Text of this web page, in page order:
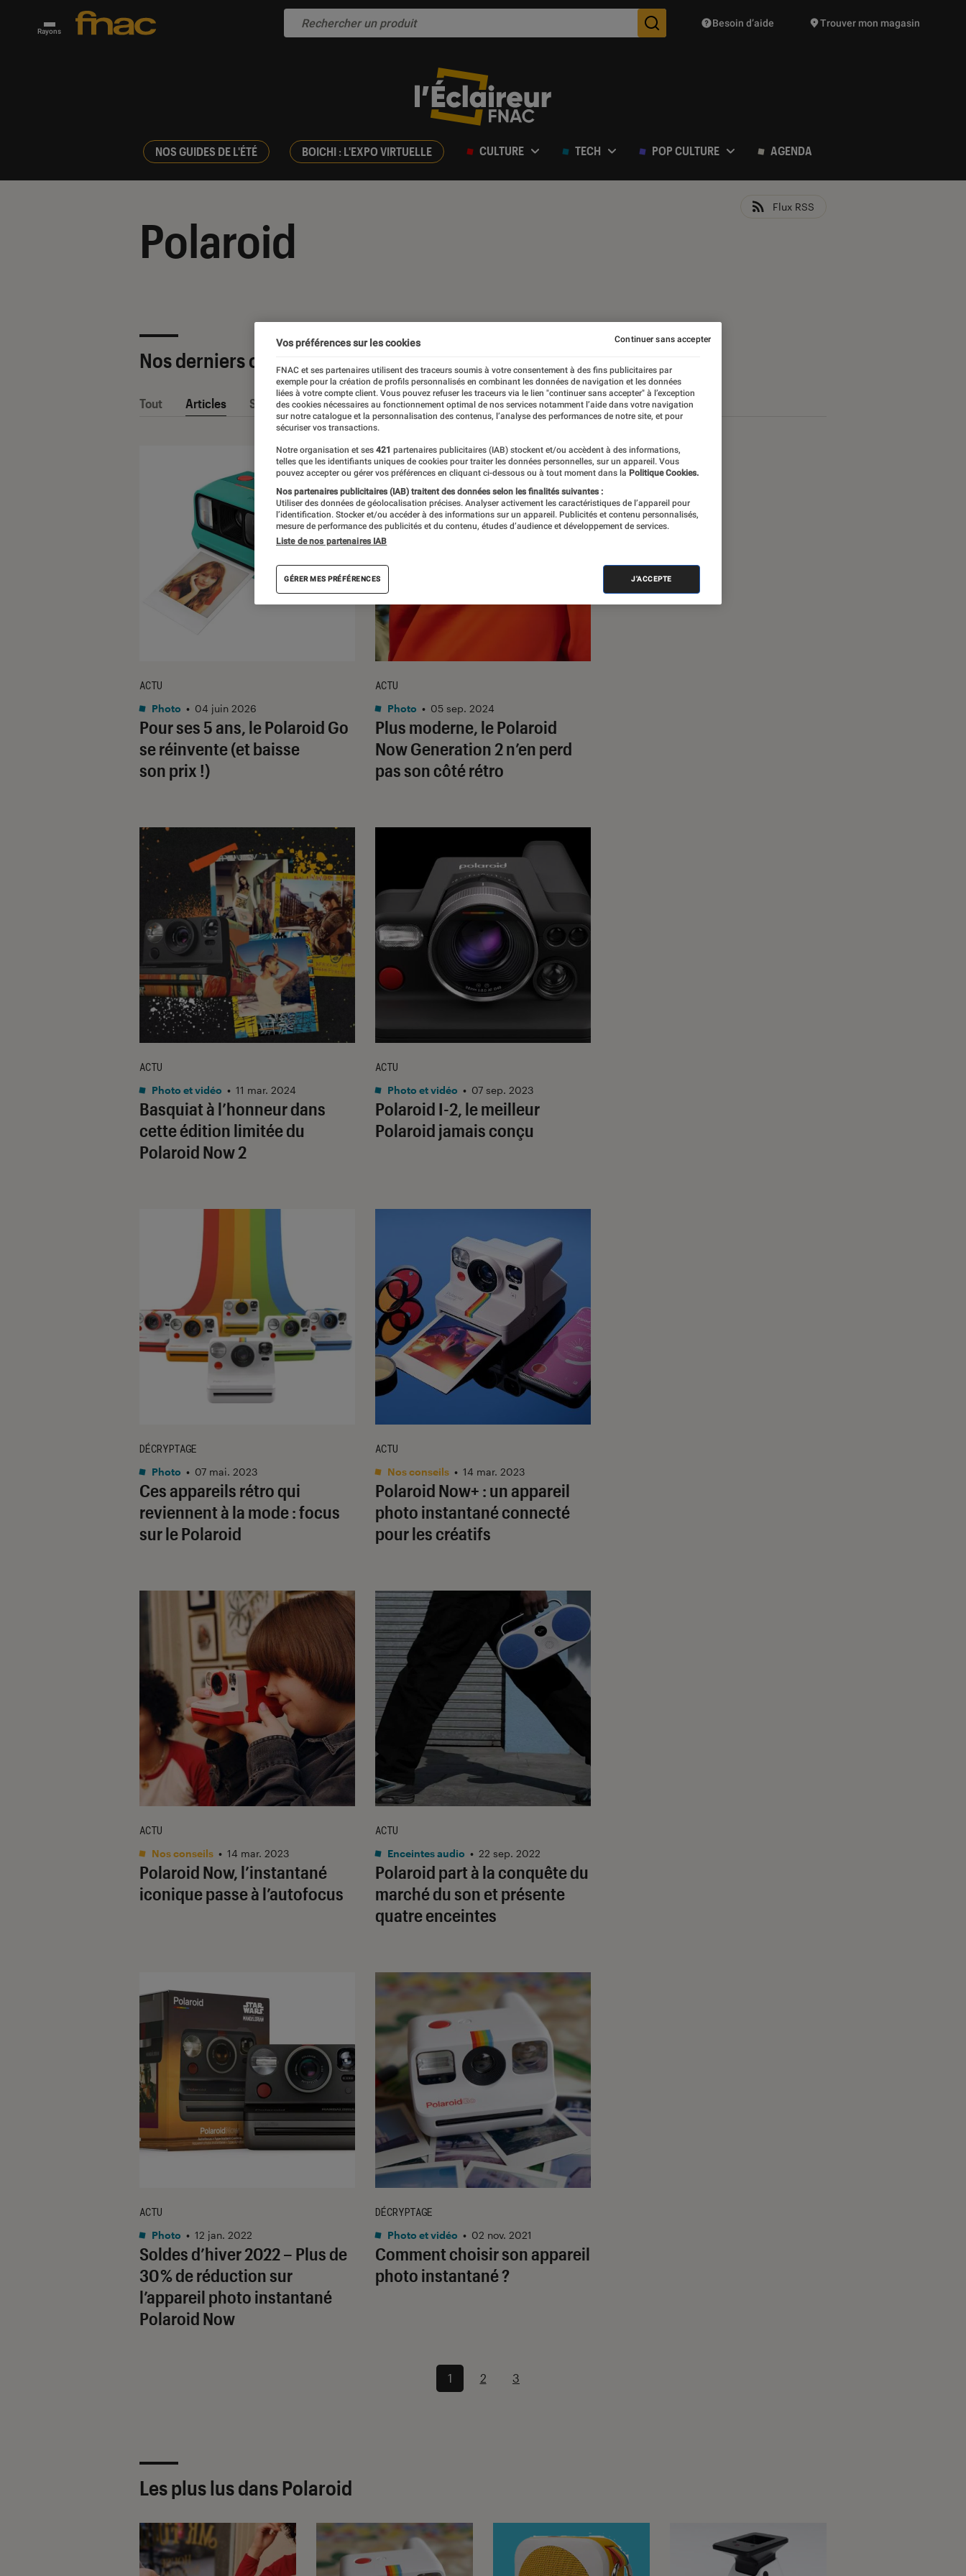
Rayons Des suggestions de produits vont vous être proposées
Besoin d’aide Trouver mon magasin
NOS GUIDES DE L'ÉTÉ BOICHI : L'EXPO VIRTUELLE CULTURE TECH POP CULTURE AGENDA
Polaroid
Flux RSS
Nos derniers contenus
Tout Articles Sélections et guides Tests
Pour ses 5 ans, le Polaroid Go
se réinvente (et baisse
son prix !)
ACTU
Photo • 04 juin 2026
Plus moderne, le Polaroid
Now Generation 2 n’en perd
pas son côté rétro
ACTU
Photo • 05 sep. 2024
Basquiat à l’honneur dans
cette édition limitée du
Polaroid Now 2
ACTU
Photo et vidéo • 11 mar. 2024
Polaroid I-2, le meilleur
Polaroid jamais conçu
ACTU
Photo et vidéo • 07 sep. 2023
Ces appareils rétro qui
reviennent à la mode : focus
sur le Polaroid
DÉCRYPTAGE
Photo • 07 mai. 2023
Polaroid Now+ : un appareil
photo instantané connecté
pour les créatifs
ACTU
Nos conseils • 14 mar. 2023
Polaroid Now, l’instantané
iconique passe à l’autofocus
ACTU
Nos conseils • 14 mar. 2023
Polaroid part à la conquête du
marché du son et présente
quatre enceintes
ACTU
Enceintes audio • 22 sep. 2022
Soldes d’hiver 2022 – Plus de
30 % de réduction sur
l’appareil photo instantané
Polaroid Now
ACTU
Photo • 12 jan. 2022
Comment choisir son appareil
photo instantané ?
DÉCRYPTAGE
Photo et vidéo • 02 nov. 2021
1 2 3
Les plus lus dans Polaroid
Vos préférences sur les cookies
FNAC et ses partenaires utilisent des traceurs soumis à votre consentement à des fins publicitaires par
exemple pour la création de profils personnalisés en combinant les données de navigation et les données
liées à votre compte client. Vous pouvez refuser les traceurs via le lien "continuer sans accepter" à l’exception
des cookies nécessaires au fonctionnement optimal de nos services notamment l’aide dans votre navigation
sur notre catalogue et la personnalisation des contenus, l’analyse des performances de notre site, et pour
sécuriser vos transactions.
Notre organisation et ses 421 partenaires publicitaires (IAB) stockent et/ou accèdent à des informations,
telles que les identifiants uniques de cookies pour traiter les données personnelles, sur un appareil. Vous
pouvez accepter ou gérer vos préférences en cliquant ci-dessous ou à tout moment dans la Politique Cookies.
Nos partenaires publicitaires (IAB) traitent des données selon les finalités suivantes :
Utiliser des données de géolocalisation précises. Analyser activement les caractéristiques de l’appareil pour
l’identification. Stocker et/ou accéder à des informations sur un appareil. Publicités et contenu personnalisés,
mesure de performance des publicités et du contenu, études d’audience et développement de services.
Liste de nos partenaires IAB
GÉRER MES PRÉFÉRENCES J'ACCEPTE
Continuer sans accepter